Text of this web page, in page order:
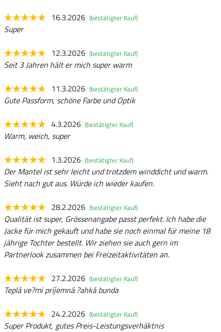
16.3.2026 (bestätigter Kauf)
Super
12.3.2026 (bestätigter Kauf)
Seit 3 Jahren hält er mich super warm
11.3.2026 (bestätigter Kauf)
Gute Passform, schöne Farbe und Optik
4.3.2026 (bestätigter Kauf)
Warm, weich, super
1.3.2026 (bestätigter Kauf)
Der Mantel ist sehr leicht und trotzdem winddicht und warm.
Sieht nach gut aus. Würde ich wieder kaufen.
28.2.2026 (bestätigter Kauf)
Qualität ist super, Grössenangabe passt perfekt. Ich habe die
Jacke für mich gekauft und habe sie noch einmal für meine 18
jährige Tochter bestellt. Wir ziehen sie auch gern im
Partnerlook zusammen bei Freizeitaktivitäten an.
27.2.2026 (bestätigter Kauf)
Teplá ve?mi príjemná ?ahká bunda
24.2.2026 (bestätigter Kauf)
Super Produkt, gutes Preis-Leistungsverhäktnis